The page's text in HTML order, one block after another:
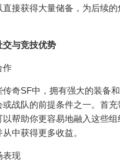
直接获得大量储备，为后续
交与竞技优势
SF中，拥有强大的装备和
或战队的前提条件之一。首
以帮助你更容易地融入这些
中获得更多收益。
现